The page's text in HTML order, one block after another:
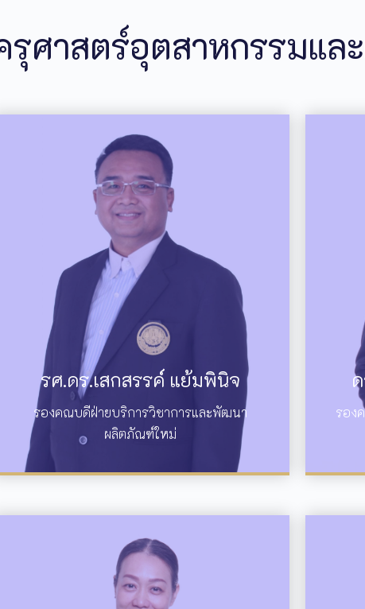
าสตร์อุตสาหกรรมและ
รศ.ดร.เสกสรรค์ แย้มพินิจ
รองคณบดีฝ่ายบริการวิชาการและพัฒนา
ผลิตภัณฑ์ใหม่
รอง